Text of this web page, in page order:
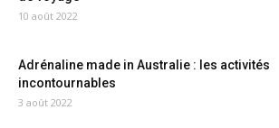
10 août 2022
Adrénaline made in Australie : les activités
incontournables
3 août 2022